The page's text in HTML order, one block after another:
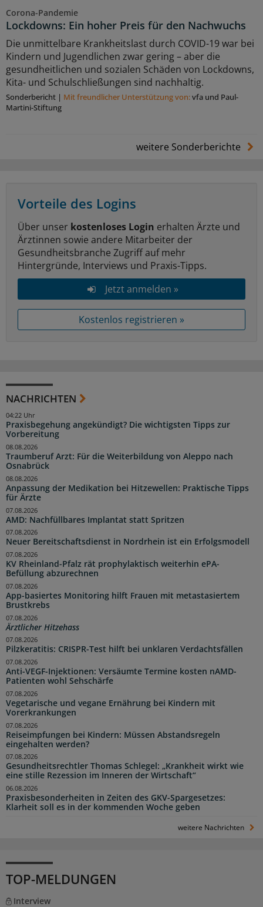
Corona-Pandemie
Lockdowns: Ein hoher Preis für den Nachwuchs
Die unmittelbare Krankheitslast durch COVID-19 war bei
Kindern und Jugendlichen zwar gering – aber die
gesundheitlichen und sozialen Schäden von Lockdowns,
Kita- und Schulschließungen sind nachhaltig.
Sonderbericht | Mit freundlicher Unterstützung von:vfa und Paul-
Martini-Stiftung
weitere Sonderberichte
Vorteile des Logins
Über unser kostenloses Login erhalten Ärzte und
Ärztinnen sowie andere Mitarbeiter der
Gesundheitsbranche Zugriff auf mehr
Hintergründe, Interviews und Praxis-Tipps.
Jetzt anmelden »
Kostenlos registrieren »
NACHRICHTEN
Praxisbegehung angekündigt? Die wichtigsten Tipps zur
Vorbereitung
04:22 Uhr
Traumberuf Arzt: Für die Weiterbildung von Aleppo nach
Osnabrück
08.08.2026
Anpassung der Medikation bei Hitzewellen: Praktische Tipps
für Ärzte
08.08.2026
AMD: Nachfüllbares Implantat statt Spritzen
07.08.2026
Neuer Bereitschaftsdienst in Nordrhein ist ein Erfolgsmodell
07.08.2026
KV Rheinland-Pfalz rät prophylaktisch weiterhin ePA-
Befüllung abzurechnen
07.08.2026
App-basiertes Monitoring hilft Frauen mit metastasiertem
Brustkrebs
07.08.2026
Ärztlicher Hitzehass
07.08.2026
Pilzkeratitis: CRISPR-Test hilft bei unklaren Verdachtsfällen
07.08.2026
Anti-VEGF-Injektionen: Versäumte Termine kosten nAMD-
Patienten wohl Sehschärfe
07.08.2026
Vegetarische und vegane Ernährung bei Kindern mit
Vorerkrankungen
07.08.2026
Reiseimpfungen bei Kindern: Müssen Abstandsregeln
eingehalten werden?
07.08.2026
Gesundheitsrechtler Thomas Schlegel: „Krankheit wirkt wie
eine stille Rezession im Inneren der Wirtschaft“
07.08.2026
Praxisbesonderheiten in Zeiten des GKV-Spargesetzes:
Klarheit soll es in der kommenden Woche geben
06.08.2026
weitere Nachrichten
TOP-MELDUNGEN
Interview